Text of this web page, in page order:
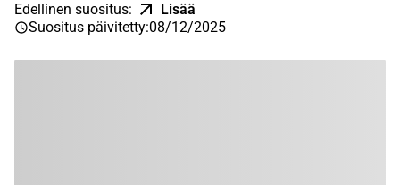
Edellinen suositus:
Lisää
Suositus päivitetty:08/12/2025